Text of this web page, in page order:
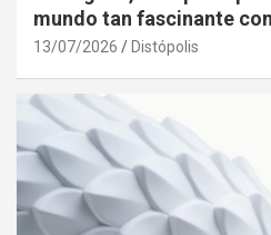
mundo tan fascinante
13/07/2026 Distópolis